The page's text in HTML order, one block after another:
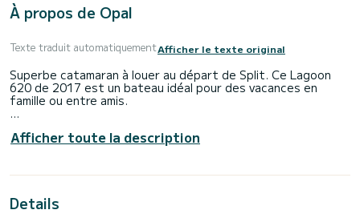
À propos de Opal
Texte traduit automatiquementAfficher le texte original
Superbe catamaran à louer au départ de Split. Ce Lagoon
620 de 2017 est un bateau idéal pour des vacances en
famille ou entre amis.
capacité d'embarcation de 10 personnes. Avec une longueur
totale de 19 mètres et une puissance de 300 chevaux, il
extraordinaires sur l'eau dans les environs de Split
Ce Lagoon 620 est pourvu de 5 toilettes avec douche.
Afficher toute la description
Details